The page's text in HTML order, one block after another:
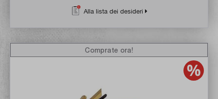
Alla lista dei desideri
Comprate ora!